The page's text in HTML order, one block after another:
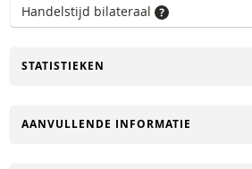
Handelstijd bilateraal
TOGGLE
STATISTIEKEN
TOGGLE
AANVULLENDE INFORMATIE